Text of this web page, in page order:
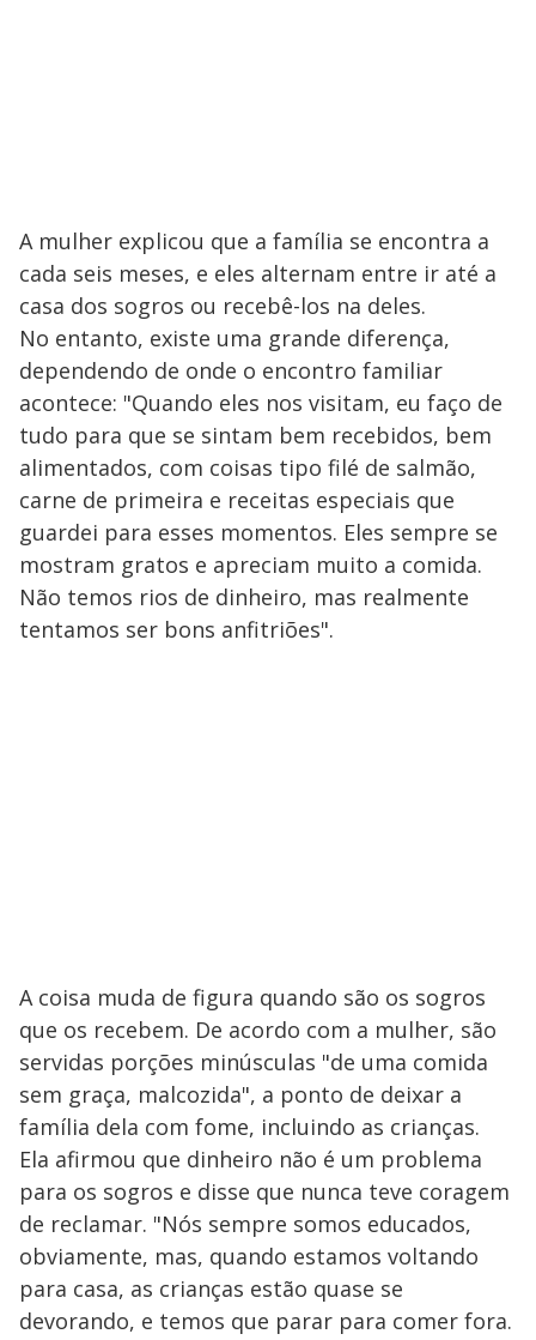
A mulher explicou que a família se encontra a
cada seis meses, e eles alternam entre ir até a
casa dos sogros ou recebê-los na deles.
No entanto, existe uma grande diferença,
dependendo de onde o encontro familiar
acontece: "Quando eles nos visitam, eu faço de
tudo para que se sintam bem recebidos, bem
alimentados, com coisas tipo filé de salmão,
carne de primeira e receitas especiais que
guardei para esses momentos. Eles sempre se
mostram gratos e apreciam muito a comida.
Não temos rios de dinheiro, mas realmente
tentamos ser bons anfitriões".
A coisa muda de figura quando são os sogros
que os recebem. De acordo com a mulher, são
servidas porções minúsculas "de uma comida
sem graça, malcozida", a ponto de deixar a
família dela com fome, incluindo as crianças.
Ela afirmou que dinheiro não é um problema
para os sogros e disse que nunca teve coragem
de reclamar. "Nós sempre somos educados,
obviamente, mas, quando estamos voltando
para casa, as crianças estão quase se
devorando, e temos que parar para comer fora.